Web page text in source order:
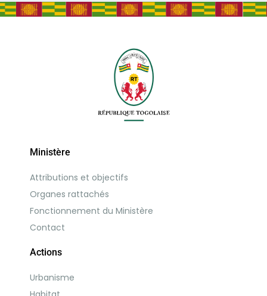
Ministère
Attributions et objectifs
Organes rattachés
Fonctionnement du Ministère
Contact
Actions
Urbanisme